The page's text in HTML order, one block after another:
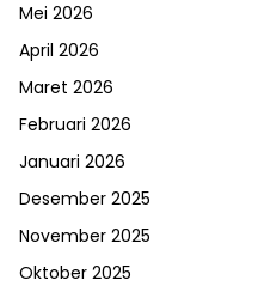
Mei 2026
April 2026
Maret 2026
Februari 2026
Januari 2026
Desember 2025
November 2025
Oktober 2025